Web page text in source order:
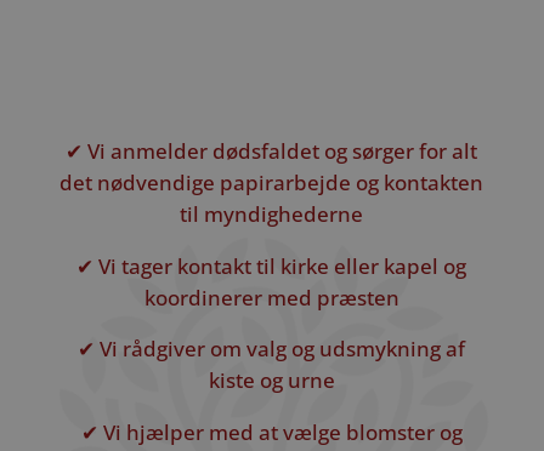
✔ Vi anmelder dødsfaldet og sørger for alt
det nødvendige papirarbejde og kontakten
til myndighederne
✔ Vi tager kontakt til kirke eller kapel og
koordinerer med præsten
✔ Vi rådgiver om valg og udsmykning af
kiste og urne
✔ Vi hjælper med at vælge blomster og